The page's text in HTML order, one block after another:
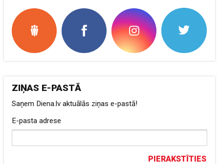
ZIŅAS E-PASTĀ
Saņem Diena.lv aktuālās ziņas e-pastā!
E-pasta adrese
PIERAKSTĪTIES